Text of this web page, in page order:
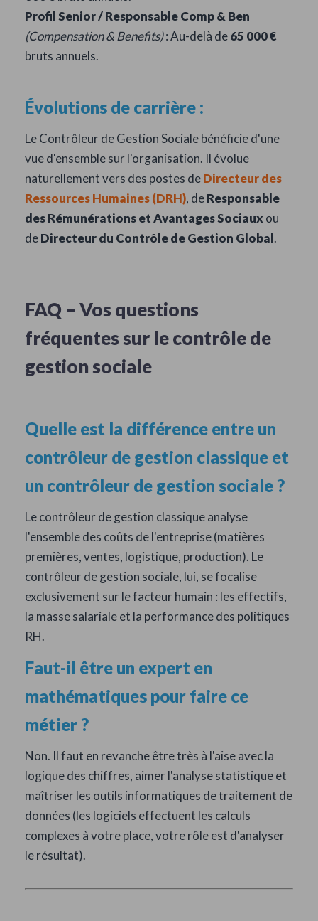
Profil Senior / Responsable Comp & Ben
(Compensation & Benefits): Au-delà de65 000 €
bruts annuels.
Évolutions de carrière :
Le Contrôleur de Gestion Sociale bénéficie d'une
vue d'ensemble sur l'organisation. Il évolue
naturellement vers des postes deDirecteur des
Ressources Humaines (DRH), deResponsable
des Rémunérations et Avantages Sociaux ou
deDirecteur du Contrôle de Gestion Global.
FAQ – Vos questions
fréquentes sur le contrôle de
gestion sociale
Quelle est la différence entre un
contrôleur de gestion classique et
un contrôleur de gestion sociale ?
Le contrôleur de gestion classique analyse
l'ensemble des coûts de l'entreprise (matières
premières, ventes, logistique, production). Le
contrôleur de gestion sociale, lui, se focalise
exclusivement sur le facteur humain : les effectifs,
la masse salariale et la performance des politiques
RH.
Faut-il être un expert en
mathématiques pour faire ce
métier ?
Non. Il faut en revanche être très à l'aise avec la
logique des chiffres, aimer l'analyse statistique et
maîtriser les outils informatiques de traitement de
données (les logiciels effectuent les calculs
complexes à votre place, votre rôle est d'analyser
le résultat).